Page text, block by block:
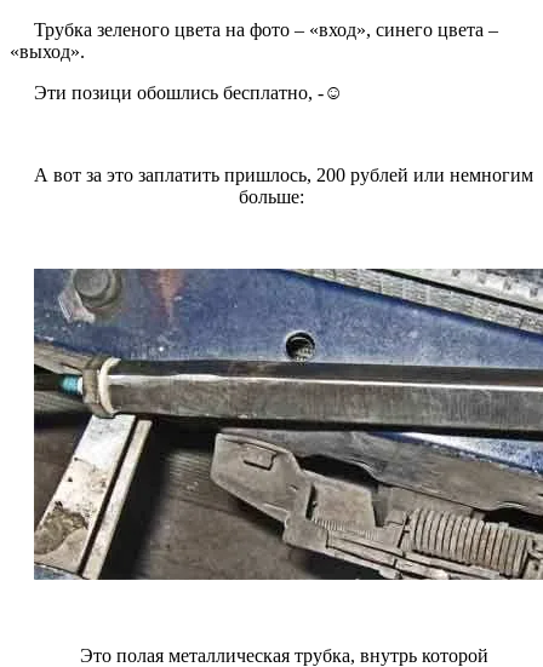
Трубка зеленого цвета на фото – «вход», синего цвета –
«выход».
Эти позици обошлись бесплатно, -☺
А вот за это заплатить пришлось, 200 рублей или немногим
больше:
Это полая металлическая трубка, внутрь которой